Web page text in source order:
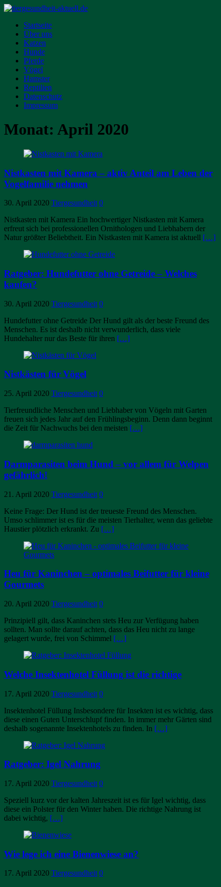
Startseite
Über uns
Katzen
Hunde
Pferde
Vögel
Hamster
Reptilien
Datenschutz
Impressum
Monat: April 2020
Nistkasten mit Kamera – aktiv Anteil am Leben der
Vogelfamilie nehmen
30. April 2020 Tiergesundheit 0
Nistkasten mit Kamera Ein hochwertiger Nistkasten mit Kamera
erfreut sich bei professionellen Ornithologen und Liebhabern der
Natur größter Beliebtheit. Ein Nistkasten mit Kamera ist aktuell […]
Ratgeber: Hundefutter ohne Getreide – Welches
kaufen?
30. April 2020 Tiergesundheit 0
Hundefutter ohne Getreide Der Hund gilt als der beste Freund des
Menschen. Es ist deshalb nicht verwunderlich, dass viele
Hundehalter nur das Beste für ihren […]
Nistkästen für Vögel
25. April 2020 Tiergesundheit 0
Tierfreundliche Menschen und Liebhaber von Vögeln mit Garten
freuen sich jedes Jahr auf den Frühlingsbeginn. Denn dann beginnt
die Zeit für Nachwuchs bei den meisten […]
Darmparasiten beim Hund – vor allem für Welpen
gefährlich!
21. April 2020 Tiergesundheit 0
Keine Frage: Der Hund ist der treueste Freund des Menschen.
Umso schlimmer ist es für die meisten Tierhalter, wenn das geliebte
Haustier plötzlich erkrankt. Zu […]
Heu für Kaninchen – optimales Beifutter für kleine
Gourmets
20. April 2020 Tiergesundheit 0
Prinzipiell gilt, dass Kaninchen stets Heu zur Verfügung haben
sollten. Man sollte darauf achten, dass das Heu nicht zu lange
gelagert wurde, frei von Schimmel […]
Welche Insektenhotel Füllung ist die richtige
17. April 2020 Tiergesundheit 0
Insektenhotel Füllung Insbesondere für Insekten ist es wichtig, dass
diese einen Guten Unterschlupf finden. In immer mehr Gärten sind
deshalb sogenannte Insektenhotels zu finden. In […]
Ratgeber: Igel Nahrung
17. April 2020 Tiergesundheit 0
Speziell kurz vor der kalten Jahreszeit ist es für Igel wichtig, dass
diese ein Polster für den Winter haben. Die richtige Nahrung ist
dabei wichtig, […]
Wie lege ich eine Bienenwiese an?
17. April 2020 Tiergesundheit 0